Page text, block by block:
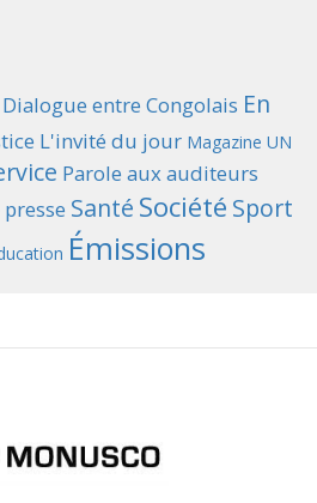
Dialogue entre Congolais En
L'invité du jour Magazine UN
Parole aux auditeurs
Santé Société Sport
Émissions